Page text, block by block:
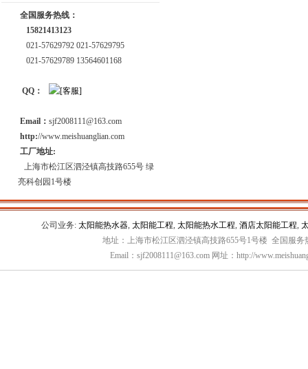
全国服务热线：
15821413123
021-57629792 021-57629795
021-57629789 13564601168
QQ：
Email： sjf2008111@163.com
http://www.meishuanglian.com
工厂地址:
上海市松江区泗泾镇高技路655号 绿
亮科创园1号楼
公司业务: 太阳能热水器, 太阳能工程, 太阳能热水工程, 酒店太阳能工程,
地址：上海市松江区泗泾镇高技路655号1号楼 全国服务
Email：sjf2008111@163.com 网址：http://